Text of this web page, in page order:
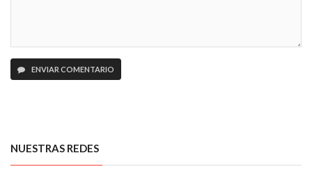
ENVIAR COMENTARIO
NUESTRAS REDES